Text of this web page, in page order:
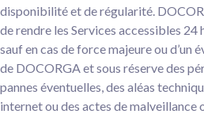
disponibilité et de régularité.
de rendre les Services accessibles 24
sauf en cas de force majeure ou d’un
de DOCORGA et sous réserve des
pannes éventuelles, des aléas
internet ou des actes de